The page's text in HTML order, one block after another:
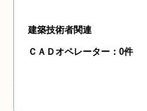
建築技術者関連
ＣＡＤオペレーター：0件